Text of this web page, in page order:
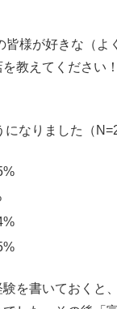
皆様が好きな（よ
教えてください
なりました（
を書いておくと